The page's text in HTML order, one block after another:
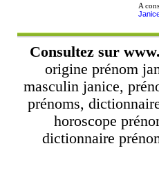
A
Consultez sur
origine prénom
masculin janice,
prénoms,
horoscope
dictionnaire